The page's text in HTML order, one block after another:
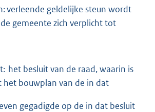
verleende geldelijke steun wordt
gemeente zich verplicht tot
het besluit van de raad, waarin is
het bouwplan van de in dat
gegadigde op de in dat besluit